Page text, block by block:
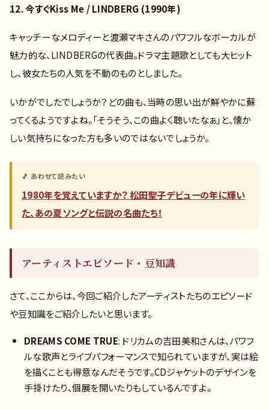
12. 今すぐKiss Me / LINDBERG (1990年)
キャッチーなメロディーと渡瀬マキさんのパワフルなボーカルが
魅力的な、LINDBERGの代表曲。ドラマ主題歌としても大ヒット
し、彼女たちの人気を不動のものとしました。
いかがでしたでしょうか？どの曲も、当時の思い出が鮮やかに蘇
ってくるようですよね。「そうそう、この曲よく聴いたなぁ」と、懐か
しい気持ちになった方も多いのではないでしょうか。
🎵 あわせて読みたい
1980年を覚えていますか？ 松田聖子デビューの年に輝い
た、あの夏ソングと伝説の名曲たち！
アーティストエピソード・豆知識
さて、ここからは、今回ご紹介したアーティストたちのエピソード
や豆知識をご紹介したいと思います。
DREAMS COME TRUE: ドリカムの吉田美和さんは、パワフ
ルな歌声とライブパフォーマンスで知られていますが、実は絵
を描くことも得意なんだそうです。CDジャケットのデザインを
手掛けたり、個展を開いたりもしているんですよ。